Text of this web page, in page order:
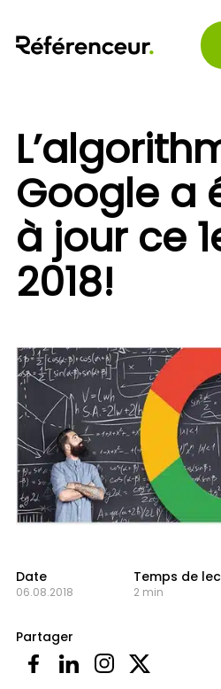
Google a
à jour ce
2018!
Date
06.08.2018
Temps de
2 min
Partager